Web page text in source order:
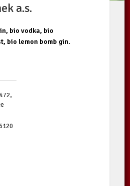
a.s.
bio vodka, bio
bio lemon bomb gin.